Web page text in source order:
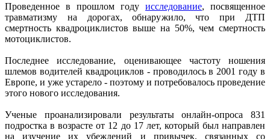
Проведенное в прошлом году исследование, посвященное
травматизму на дорогах, обнаружило, что при ДТП
смертность квадроциклистов выше на 50%, чем смертность
мотоциклистов.
Последнее исследование, оценивающее частоту ношения
шлемов водителей квадроциклов - проводилось в 2001 году в
Европе, и уже устарело - поэтому и потребовалось проведение
этого нового исследования.
Ученые проанализировали результаты онлайн-опроса 831
подростка в возрасте от 12 до 17 лет, который был направлен
на изучение их убеждений и привычек, связанных со